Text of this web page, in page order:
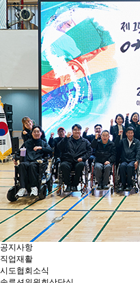
공지사항
직업재활
시도협회소식